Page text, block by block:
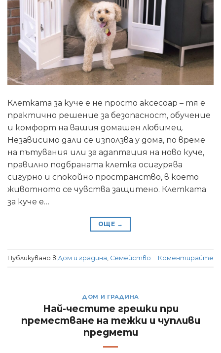
Клетката за куче е не просто аксесоар – тя е
практично решение за безопасност, обучение
и комфорт на вашия домашен любимец.
Независимо дали се използва у дома, по време
на пътувания или за адаптация на ново куче,
правилно подбраната клетка осигурява
сигурно и спокойно пространство, в което
животното се чувства защитено. Клетката
за куче е…
ОЩЕ →
Публикувано в Дом и градина Семейство Коментирайте
ДОМ И ГРАДИНА
Най-честите грешки при
преместване на тежки и чупливи
предмети